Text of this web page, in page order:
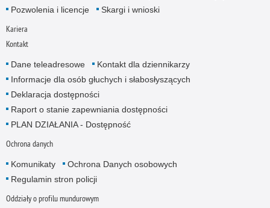
Pozwolenia i licencje
Skargi i wnioski
Kariera
Kontakt
Dane teleadresowe
Kontakt dla dziennikarzy
Informacje dla osób głuchych i słabosłyszących
Deklaracja dostępności
Raport o stanie zapewniania dostępności
PLAN DZIAŁANIA - Dostępność
Ochrona danych
Komunikaty
Ochrona Danych osobowych
Regulamin stron policji
Oddziały o profilu mundurowym